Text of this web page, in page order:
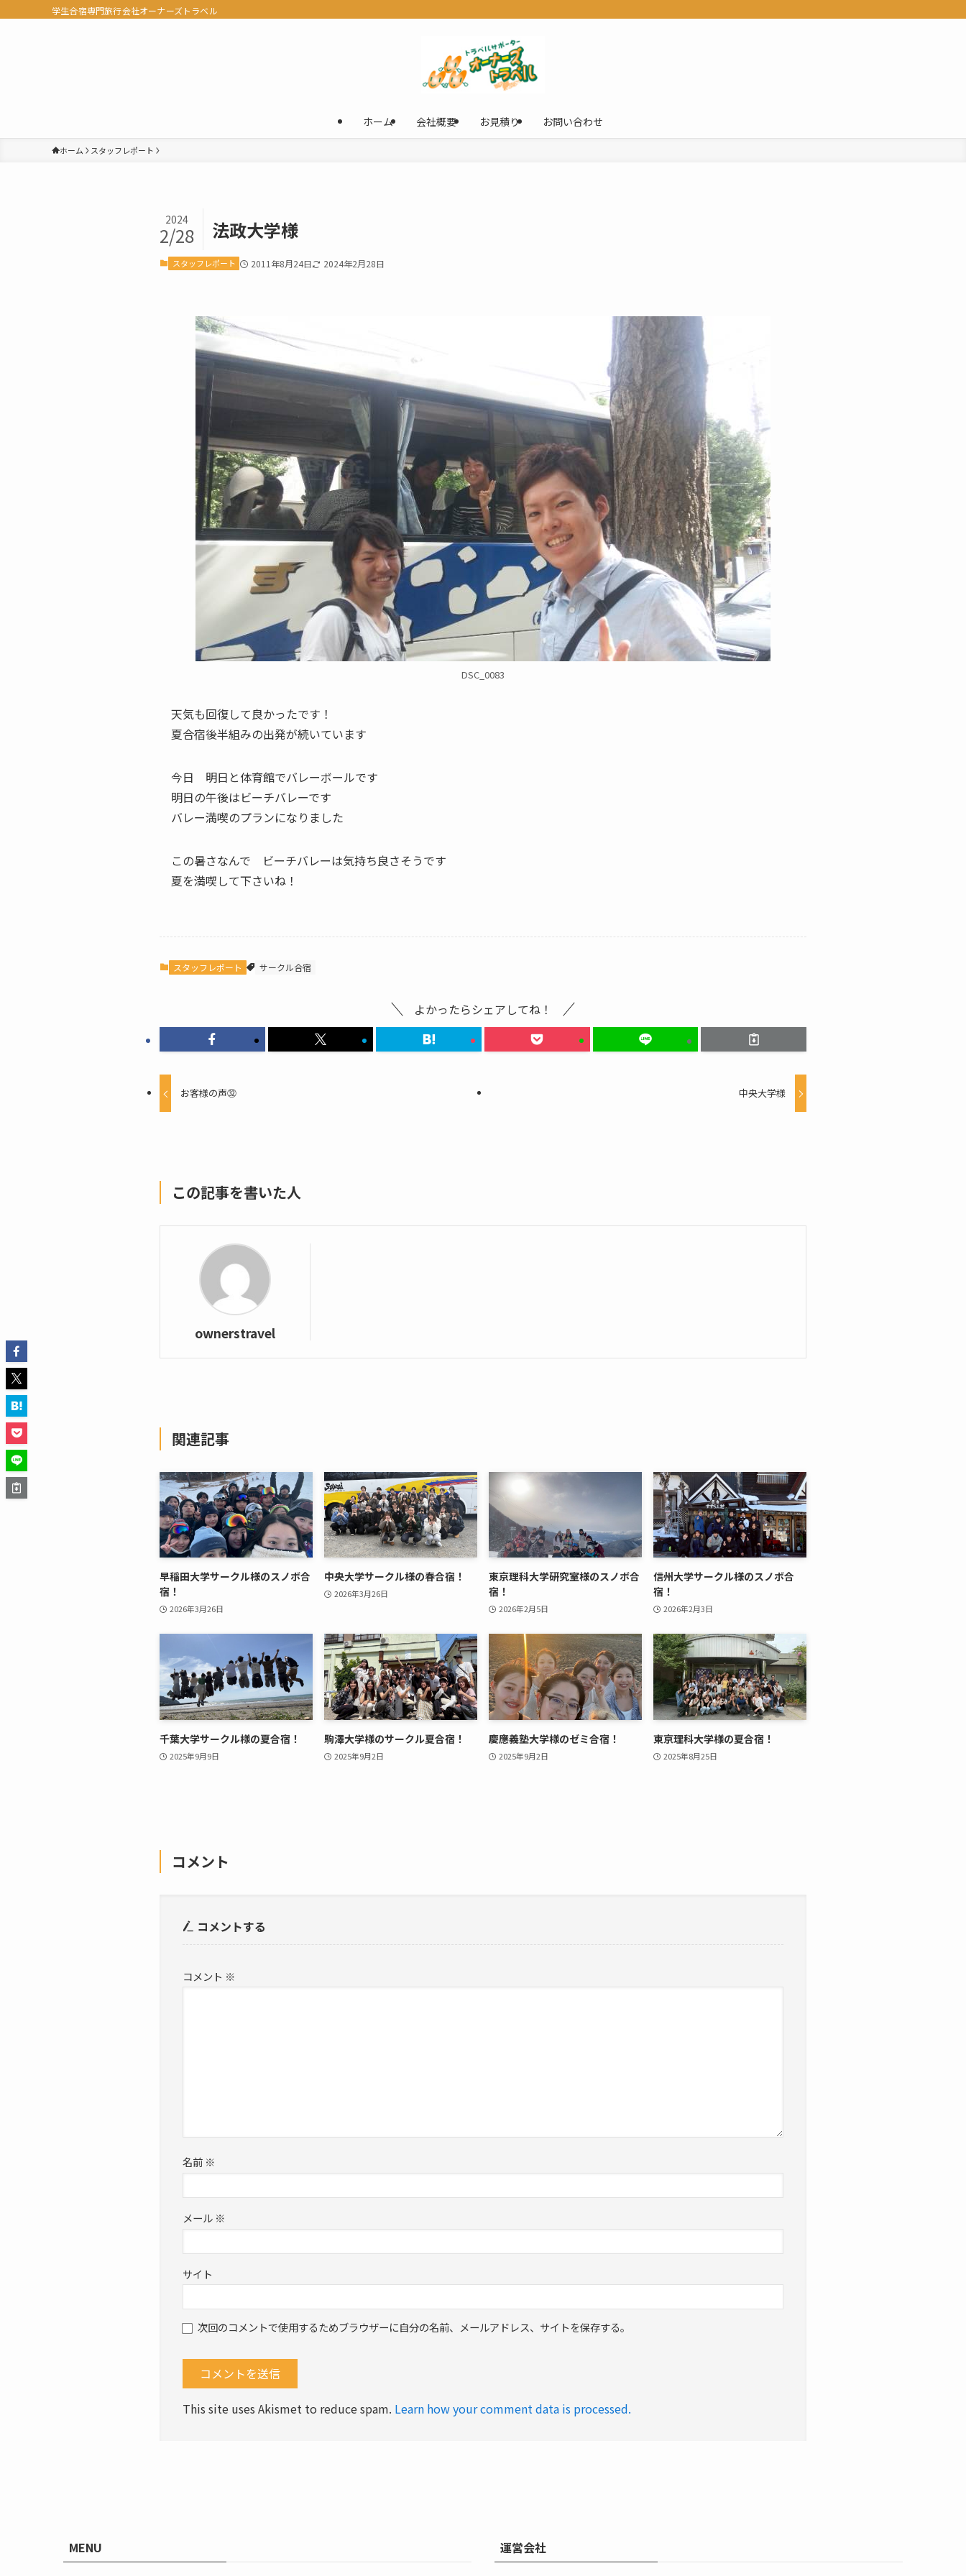
学生合宿専門旅行会社オーナーズトラベル
ホーム 会社概要 お見積り お問い合わせ
ホーム スタッフレポート
法政大学様
2024
2/28
スタッフレポート 2011年8月24日 2024年2月28日
DSC_0083
天気も回復して良かったです！
夏合宿後半組みの出発が続いています
今日 明日と体育館でバレーボールです
明日の午後はビーチバレーです
バレー満喫のプランになりました
この暑さなんで ビーチバレーは気持ち良さそうです
夏を満喫して下さいね！
スタッフレポート サークル合宿
よかったらシェアしてね！
お客様の声㉜ 中央大学様
この記事を書いた人
ownerstravel
関連記事
早稲田大学サークル様のスノボ合
宿！
2026年3月26日
中央大学サークル様の春合宿！
2026年3月26日
東京理科大学研究室様のスノボ合
宿！
2026年2月5日
信州大学サークル様のスノボ合
宿！
2026年2月3日
千葉大学サークル様の夏合宿！
2025年9月9日
駒澤大学様のサークル夏合宿！
2025年9月2日
慶應義塾大学様のゼミ合宿！
2025年9月2日
東京理科大学様の夏合宿！
2025年8月25日
コメント
コメントする
コメント ※
名前 ※
メール ※
サイト
次回のコメントで使用するためブラウザーに自分の名前、メールアドレス、サイトを保存する。
This site uses Akismet to reduce spam. Learn how your comment data is processed.
MENU 運営会社